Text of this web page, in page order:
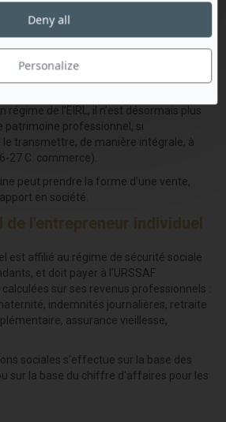
d'option n'est pas offert à la micro-
transmettre son patrimoine
société ?
régime de l’EIRL, il n’est désormais plus
patrimoine professionnel, si
le transmettre, de manière intégrale, à
27 C. commerce).
peut prendre la forme d’une vente,
en société.
de l'entrepreneur individuel
est affilié au régime de sécurité sociale
et doit payer à l’URSSAF
sur ses revenus professionnels :
indemnités journalières, retraite
assurance vieillesse,
sociales s'effectue sur la base des
sur la base du chiffre d'affaires pour les
Personalize
Deny all